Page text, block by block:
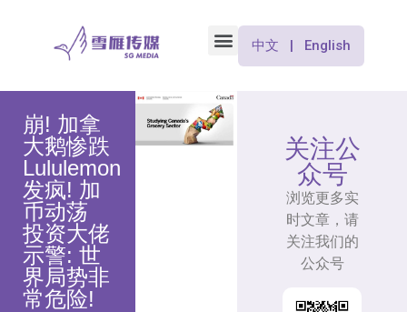
中文 | English
崩! 加拿
大鹅惨跌
Lululemon
发疯! 加
币动荡
投资大佬
示警: 世
界局势非
常危险!
关注公
众号
浏览更多实
时文章，请
关注我们的
公众号